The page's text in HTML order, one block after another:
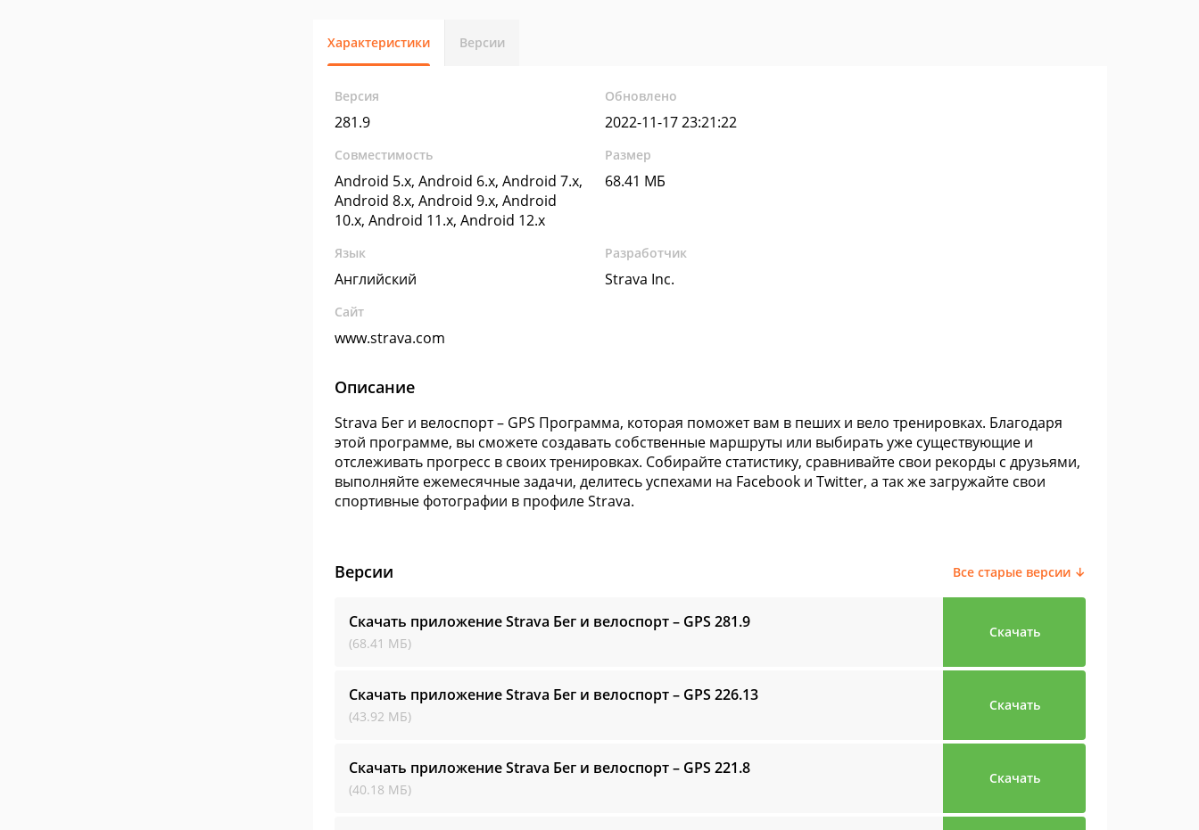
Характеристики Версии
Версия
281.9
Обновлено
2022-11-17 23:21:22
Совместимость
Android 5.x, Android 6.x, Android 7.x,
Android 8.x, Android 9.x, Android
10.x, Android 11.x, Android 12.x
Размер
68.41 МБ
Язык
Английский
Разработчик
Strava Inc.
Сайт
www.strava.com
Описание
Strava Бег и велоспорт – GPS Программа, которая поможет вам в пеших и вело тренировках. Благодаря
этой программе, вы сможете создавать собственные маршруты или выбирать уже существующие и
отслеживать прогресс в своих тренировках. Собирайте статистику, сравнивайте свои рекорды с друзьями,
выполняйте ежемесячные задачи, делитесь успехами на Facebook и Twitter, а так же загружайте свои
спортивные фотографии в профиле Strava.
Версии Все старые версии ↓
Скачать приложение Strava Бег и велоспорт – GPS 281.9
(68.41 МБ)
Скачать
Скачать приложение Strava Бег и велоспорт – GPS 226.13
(43.92 МБ)
Скачать
Скачать приложение Strava Бег и велоспорт – GPS 221.8
(40.18 МБ)
Скачать